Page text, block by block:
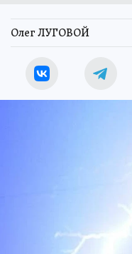
Олег ЛУГОВОЙ